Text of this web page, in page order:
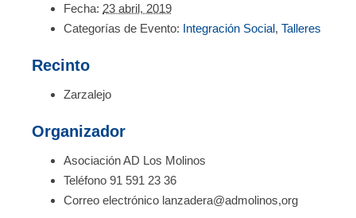
Fecha: 23 abril, 2019
Categorías de Evento: Integración Social, Talleres
Recinto
Zarzalejo
Organizador
Asociación AD Los Molinos
Teléfono 91 591 23 36
Correo electrónico lanzadera@admolinos,org